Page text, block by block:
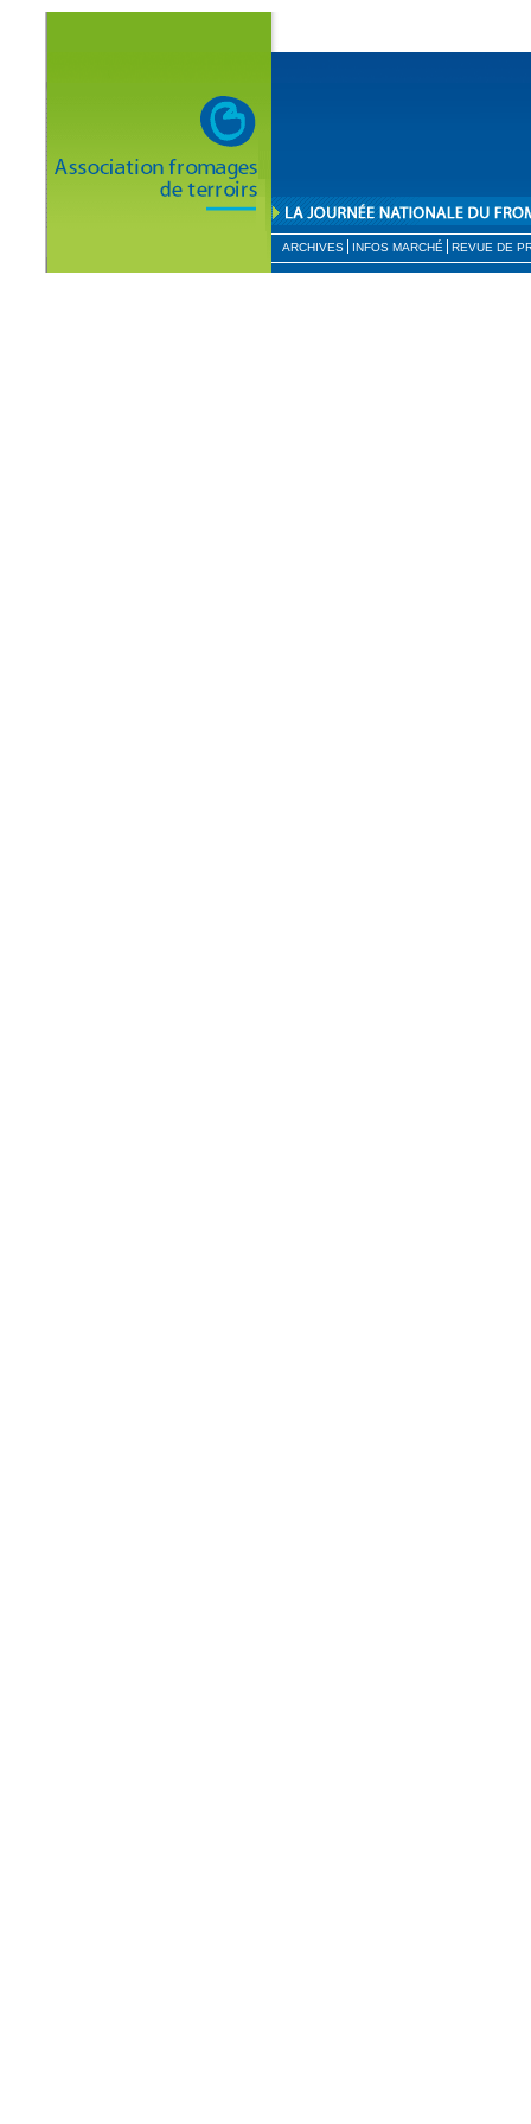
ARCHIVES INFOS MARCHÉ REVUE DE